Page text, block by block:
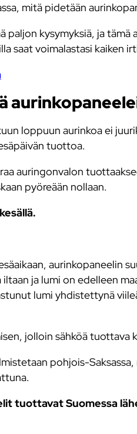
mitä pidetään
kysymyksiä, ja tämä
saat voimalastasi kaiken
loppuun aurinkoa ei
tuottoa.
auringonvalon
pyöreään nollaan.
aurinkopaneelin
ja lumi on edelleen
lumi yhdistettynä
jolloin sähköä
pohjois-Saksassa,
tuottavat Suomessa